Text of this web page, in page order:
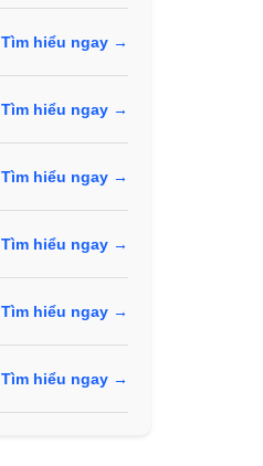
Tìm hiểu ngay →
Tìm hiểu ngay →
Tìm hiểu ngay →
Tìm hiểu ngay →
Tìm hiểu ngay →
Tìm hiểu ngay →